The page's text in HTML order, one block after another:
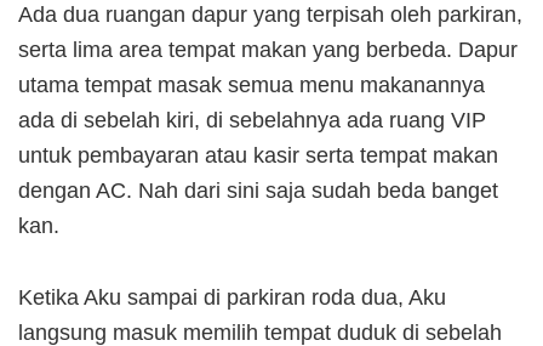
Ada dua ruangan dapur yang terpisah oleh parkiran,
serta lima area tempat makan yang berbeda. Dapur
utama tempat masak semua menu makanannya
ada di sebelah kiri, di sebelahnya ada ruang VIP
untuk pembayaran atau kasir serta tempat makan
dengan AC. Nah dari sini saja sudah beda banget
kan.
Ketika Aku sampai di parkiran roda dua, Aku
langsung masuk memilih tempat duduk di sebelah